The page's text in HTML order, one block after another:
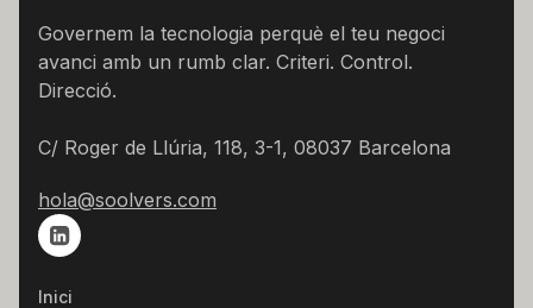
Governem la tecnologia perquè el teu negoci
avanci amb un rumb clar. Criteri. Control.
Direcció.
C/ Roger de Llúria, 118, 3-1, 08037 Barcelona
hola@soolvers.com
Inici